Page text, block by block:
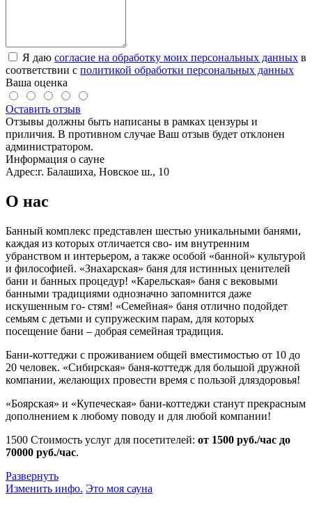
Я даю согласие на обработку моих персональных данных в
соответствии с политикой обработки персональных данных
Ваша оценка
Оставить отзыв
Отзывы должны быть написаны в рамках цензуры и
приличия. В противном случае Ваш отзыв будет отклонен
администратором.
Информация о сауне
Адрес:г. Балашиха, Новское ш., 10
О нас
Банный комплекс представлен шестью уникальными банями,
каждая из которых отличается сво- им внутренним
убранством и интерьером, а также особой «банной» культурой
и философией. «Знахарская» баня для истинных ценителей
бани и банных процедур! «Карельская» баня с вековыми
банными традициями однозначно запомнится даже
искушенным го- стям! «Семейная» баня отлично подойдет
семьям с детьми и супружеским парам, для которых
посещение бани – добрая семейная традиция.
Бани-коттеджи с проживанием общей вместимостью от 10 до
20 человек. «Сибирская» баня-коттедж для большой дружной
компании, желающих провести время с пользой дляздоровья!
«Боярская» и «Купеческая» бани-коттеджи станут прекрасным
дополнением к любому поводу и для любой компании!
1500 Стоимость услуг для посетителей: от 1500 руб./час до
70000 руб./час.
Развернуть
Изменить инфо. Это моя сауна